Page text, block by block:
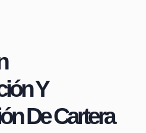
Y
De Cartera